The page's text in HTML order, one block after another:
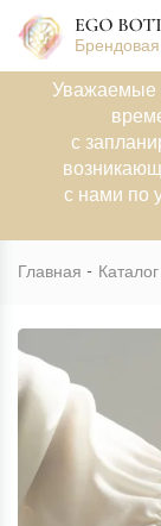
Уважаемые
с
с нами по
Главная Каталог